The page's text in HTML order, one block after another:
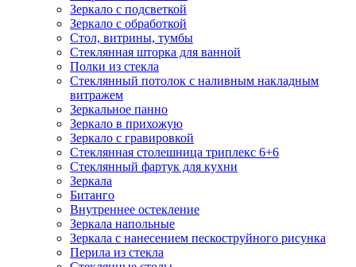
Зеркало с подсветкой
Зеркало с обработкой
Стол, витрины, тумбы
Стеклянная шторка для ванной
Полки из стекла
Стеклянный потолок с наливным накладным
витражем
Зеркальное панно
Зеркало в прихожую
Зеркало с гравировкой
Стеклянная столешница триплекс 6+6
Стеклянный фартук для кухни
Зеркала
Битанго
Внутреннее остекление
Зеркала напольные
Зеркала с нанесением пескоструйного рисунка
Перила из стекла